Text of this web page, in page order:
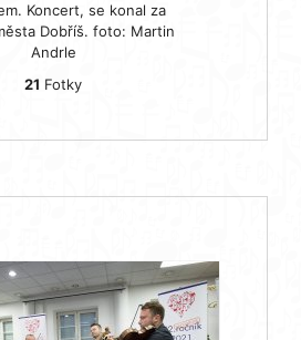
Koncert, se konal za
Dobříš. foto: Martin
Andrle
21 Fotky